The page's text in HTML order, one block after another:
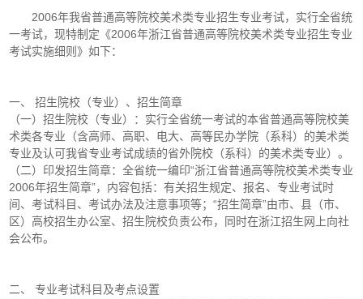
2006年我省普通高等院校美术类专业招生专业考试，实行全省统
一考试，现特制定《2006年浙江省普通高等院校美术类专业招生专业
考试实施细则》如下：
一、 招生院校（专业）、招生简章
（一）招生院校（专业）：实行全省统一考试的本省普通高等院校美
术类各专业（含高师、高职、电大、高等民办学院（系科）的美术类
专业及认可我省专业考试成绩的省外院校（系科）的美术类专业）。
（二）印发招生简章：全省统一编印“浙江省普通高等院校美术类专业
2006年招生简章”，内容包括：有关招生规定、报名、专业考试时
间、考试科目、考试办法及注意事项等；“招生简章”由市、县（市、
区）高校招生办公室、招生院校负责公布，同时在浙江招生网上向社
会公布。
二、 专业考试科目及考点设置